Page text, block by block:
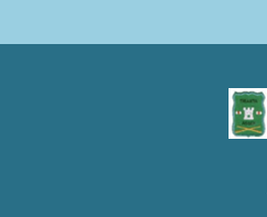
direct